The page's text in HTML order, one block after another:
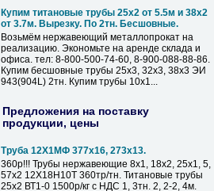
Купим титановые трубы 25х2 от 5.5м и 38х2
от 3.7м. Вырезку. По 2тн. Бесшовные.
Возьмём нержавеющий металлопрокат на
реализацию. Экономьте на аренде склада и
офиса. тел: 8-800-500-74-60, 8-900-088-88-86.
Купим бесшовные трубы 25х3, 32х3, 38х3 ЭИ
943(904L) 2тн. Купим трубы 10х1...
Предложения на поставку
продукции, цены
Труба 12Х1МФ 377х16, 273х13.
360р!!! Трубы нержавеющие 8х1, 18х2, 25х1, 5,
57х2 12Х18Н10Т 360тр/тн. Титановые трубы
25х2 ВТ1-0 1500р/кг с НДС 1, 3тн. 2, 2-2, 4м.